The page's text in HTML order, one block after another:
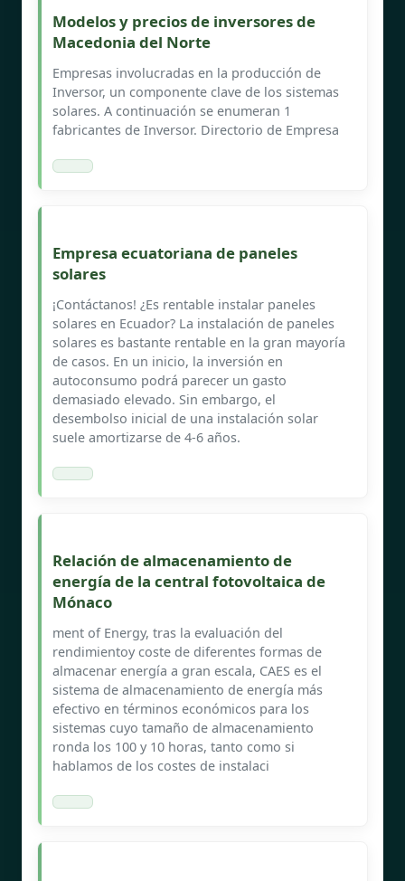
Modelos y precios de inversores de
Macedonia del Norte
Empresas involucradas en la producción de
Inversor, un componente clave de los sistemas
solares. A continuación se enumeran 1
fabricantes de Inversor. Directorio de Empresa
Empresa ecuatoriana de paneles
solares
¡Contáctanos! ¿Es rentable instalar paneles
solares en Ecuador? La instalación de paneles
solares es bastante rentable en la gran mayoría
de casos. En un inicio, la inversión en
autoconsumo podrá parecer un gasto
demasiado elevado. Sin embargo, el
desembolso inicial de una instalación solar
suele amortizarse de 4-6 años.
Relación de almacenamiento de
energía de la central fotovoltaica de
Mónaco
ment of Energy, tras la evaluación del
rendimientoy coste de diferentes formas de
almacenar energía a gran escala, CAES es el
sistema de almacenamiento de energía más
efectivo en términos económicos para los
sistemas cuyo tamaño de almacenamiento
ronda los 100 y 10 horas, tanto como si
hablamos de los costes de instalaci